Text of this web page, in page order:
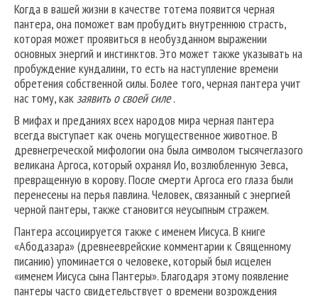
Когда в вашей жизни в качестве тотема появится черная
пантера, она поможет вам пробудить внутреннюю страсть,
которая может проявиться в необузданном выражении
основных энергий и инстинктов. Это может также указывать на
пробуждение кундалини, то есть на наступление времени
обретения собственной силы. Более того, черная пантера учит
нас тому, какзаявить о своей силе.
В мифах и преданиях всех народов мира черная пантера
всегда выступает как очень могущественное животное. В
древнегреческой мифологии она была символом тысячеглазого
великана Аргоса, который охранял Ио, возлюбленную Зевса,
превращенную в корову. После смерти Аргоса его глаза были
перенесены на перья павлина. Человек, связанный с энергией
черной пантеры, также становится неусыпным стражем.
Пантера ассоциируется также с именем Иисуса. В книге
«Абодазара» (древнееврейские комментарии к Священному
писанию) упоминается о человеке, который был исцелен
«именем Иисуса сына Пантеры». Благодаря этому появление
пантеры часто свидетельствует о времени возрождения